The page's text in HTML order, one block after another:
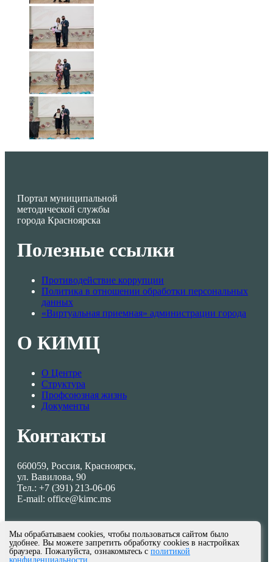
Портал муниципальной
методической службы
города Красноярска
Полезные ссылки
Противодействие коррупции
Политика в отношении обработки персональных
данных
«Виртуальная приемная» администрации города
О КИМЦ
О Центре
Структура
Профсоюзная жизнь
Документы
Контакты
660059, Россия, Красноярск,
ул. Вавилова, 90
Тел.: +7 (391) 213-06-06
E-mail: office@kimc.ms
Мы обрабатываем cookies, чтобы пользоваться сайтом было
удобнее. Вы можете запретить обработку cookies в настройках
браузера. Пожалуйста, ознакомьтесь с политикой
конфиденциальности